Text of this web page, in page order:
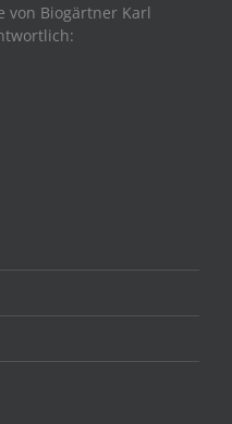
von Biogärtner Karl